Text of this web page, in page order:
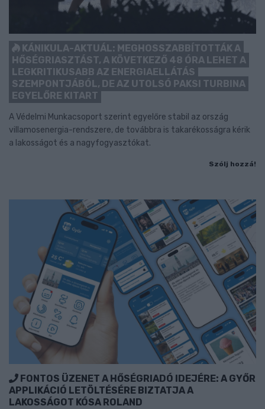
KÁNIKULA-AKTUÁL: MEGHOSSZABBÍTOTTÁK A
HŐSÉGRIASZTÁST, A KÖVETKEZŐ 48 ÓRA LEHET A
LEGKRITIKUSABB AZ ENERGIAELLÁTÁS
SZEMPONTJÁBÓL, DE AZ UTOLSÓ PAKSI TURBINA
EGYELŐRE KITART
A Védelmi Munkacsoport szerint egyelőre stabil az ország
villamosenergia-rendszere, de továbbra is takarékosságra kérik
a lakosságot és a nagyfogyasztókat.
Szólj hozzá!
FONTOS ÜZENET A HŐSÉGRIADÓ IDEJÉRE: A GYŐR
APPLIKÁCIÓ LETÖLTÉSÉRE BIZTATJA A
LAKOSSÁGOT KÓSA ROLAND